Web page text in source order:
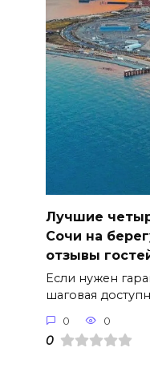
Лучшие
Сочи на
отзывы
Если нужен
шаговая
0 0
0